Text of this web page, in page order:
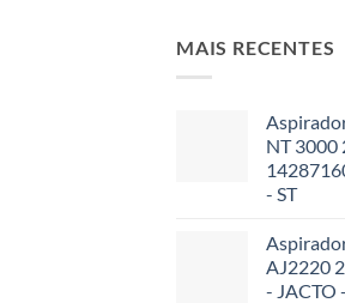
MAIS RECENTES
NT 3000
- ST
AJ2220
- JACTO